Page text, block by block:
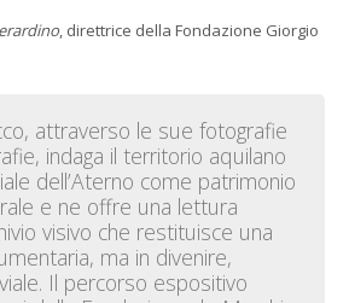
, direttrice della Fondazione Giorgio
attraverso le sue fotografie
indaga il territorio aquilano
dell’Aterno come patrimonio
e ne offre una lettura
visivo che restituisce una
ma in divenire,
Il percorso espositivo